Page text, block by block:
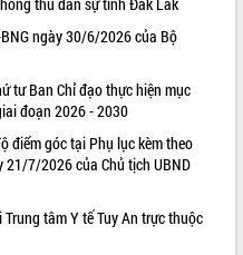
ngày 30/6/2026 của Bộ
tư Ban Chỉ đạo thực hiện mục
đoạn 2026 - 2030
điểm góc tại Phụ lục kèm theo
21/7/2026 của Chủ tịch UBND
tâm Y tế Tuy An trực thuộc